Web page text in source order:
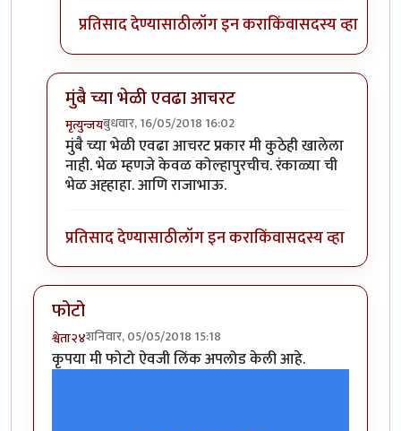
प्रतिसाद देण्यासाठीलॉग इन कराकिंवासदस्य व्हा
मुंबै च्या भेळी एवढा आचरट
मृत्युन्जयबुधवार, 16/05/2018 16:02
In reply toकाही जुन्या मिपाकरांनुसारbyजेम्स वांड
मुंबै च्या भेळी एवढा आचरट प्रकार मी कुठेही खालेला
नाही. भेळ म्हणजे केवळ कोल्हापुरचीच. रंकाळ्या ची
भेळ अह्हाहा. आणि राजाभाऊ.
प्रतिसाद देण्यासाठीलॉग इन कराकिंवासदस्य व्हा
फोटो
श्वेता२४शनिवार, 05/05/2018 15:18
कृपया मी फोटो ऐवजी लिंक अपलोड केली आहे.